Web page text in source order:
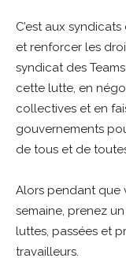
C’est aux
et renforcer les
syndicat des
cette lutte, en
collectives et en
gouvernements
de tous et de
Alors pendant que
semaine, prenez
luttes, passées et
travailleurs.